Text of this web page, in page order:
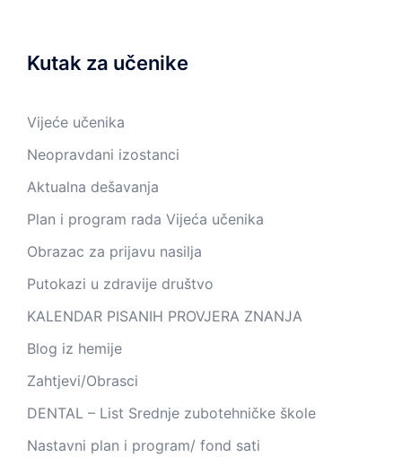
Kutak za učenike
Vijeće učenika
Neopravdani izostanci
Aktualna dešavanja
Plan i program rada Vijeća učenika
Obrazac za prijavu nasilja
Putokazi u zdravije društvo
KALENDAR PISANIH PROVJERA ZNANJA
Blog iz hemije
Zahtjevi/Obrasci
DENTAL – List Srednje zubotehničke škole
Nastavni plan i program/ fond sati